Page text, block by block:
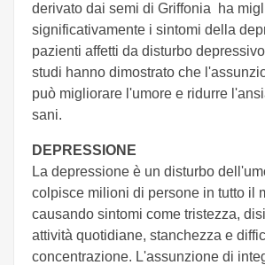
derivato dai semi di Griffonia ha
significativamente i sintomi della
pazienti affetti da disturbo
studi hanno dimostrato che
può migliorare l'umore e ridurre
sani.
DEPRESSIONE
La depressione è un disturbo
colpisce milioni di persone in tutto il
causando sintomi come tristezza,
attività quotidiane, stanchezza e
concentrazione. L'assunzione di